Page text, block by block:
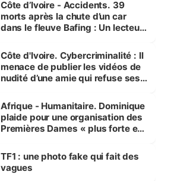
Côte d’Ivoire - Accidents. 39
morts après la chute d’un car
dans le fleuve Bafing : Un lecteur
des Transports
Côte d'Ivoire. Cybercriminalité : Il
menace de publier les vidéos de
nudité d’une amie qui refuse ses
Afrique - Humanitaire. Dominique
plaide pour une organisation des
Premières Dames « plus forte et
sur la scène internationale »
TF1 : une photo fake qui fait des
vagues